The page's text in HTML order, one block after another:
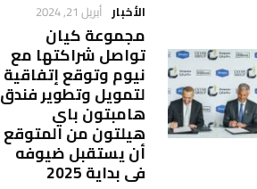
الأخبار أبريل 21, 2024
مجموعة كيان
تواصل شراكتها مع
نيوم وتوقع إتفاقية
لتمويل وتطوير فندق
هامبتون باي
هيلتون من المتوقع
أن يستقبل ضيوفه
في بداية 2025